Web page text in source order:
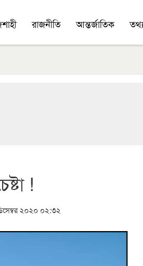
রাজনীতি আন্তর্জাতিক
!
২০২০ ০২:৩২